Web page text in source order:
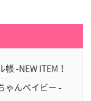
-NEW ITEM！
ゃんベイビー -